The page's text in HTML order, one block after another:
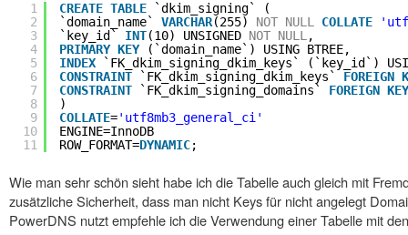
1
2
3
4
5
6
7
8
9
10
11
CREATE TABLE
`dkim_signing` (
`domain_name` VARCHAR(255) NOT NULL COLLATE
`key_id` INT(10) UNSIGNED NOT NULL ,
PRIMARY KEY
(`domain_name`) USING BTREE,
INDEX
`FK_dkim_signing_dkim_keys` (`key_id`)
CONSTRAINT
`FK_dkim_signing_dkim_keys` FOREIGN
CONSTRAINT
`FK_dkim_signing_domains` FOREIGN
)
COLLATE='utf8mb3_general_ci'
ENGINE=InnoDB
ROW_FORMAT=DYNAMIC;
Wie man sehr schön sieht habe ich die Tabelle auch gleich mit
zusätzliche Sicherheit, dass man nicht Keys für nicht angelegt
PowerDNS nutzt empfehle ich die Verwendung einer Tabelle mit